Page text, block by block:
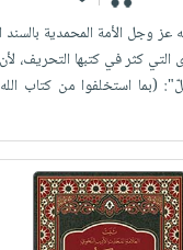
عز وجل الأمة المحمدية
كثر في كتبها التحريف، لأن
(بما استخلفوا من كتاب